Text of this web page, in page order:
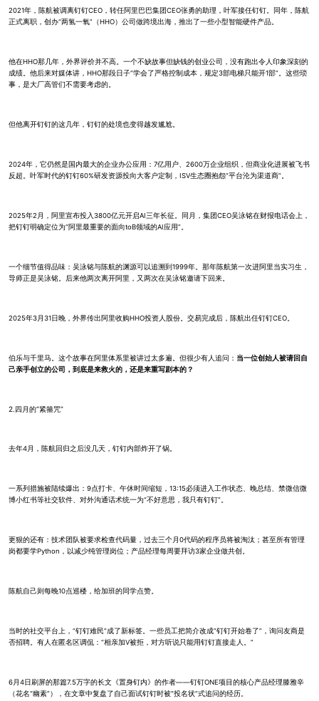
2021年，陈航被调离钉钉CEO，转任阿里巴巴集团CEO张勇的助理，叶军接任钉钉。同年，陈航
正式离职，创办“两氢一氧”（HHO）公司做跨境出海，推出了一些小型智能硬件产品。
他在HHO那几年，外界评价并不高。一个不缺故事但缺钱的创业公司，没有跑出令人印象深刻的
成绩。他后来对媒体讲，HHO那段日子“学会了严格控制成本，规定3部电梯只能开1部”。这些琐
事，是大厂高管们不需要考虑的。
但他离开钉钉的这几年，钉钉的处境也变得越发尴尬。
2024年，它仍然是国内最大的企业办公应用：7亿用户、2600万企业组织，但商业化进展被飞书
反超。叶军时代的钉钉60%研发资源投向大客户定制，ISV生态圈抱怨“平台沦为渠道商”。
2025年2月，阿里宣布投入3800亿元开启AI三年长征。同月，集团CEO吴泳铭在财报电话会上，
把钉钉明确定位为“阿里最重要的面向toB领域的AI应用”。
一个细节值得品味：吴泳铭与陈航的渊源可以追溯到1999年。那年陈航第一次进阿里当实习生，
导师正是吴泳铭。后来他两次离开阿里，又两次在吴泳铭邀请下回来。
2025年3月31日晚，外界传出阿里收购HHO投资人股份。交易完成后，陈航出任钉钉CEO。
伯乐与千里马。这个故事在阿里体系里被讲过太多遍。但很少有人追问： 当一位创始人被请回自
己亲手创立的公司，到底是来救火的，还是来重写剧本的？
2.四月的“紧箍咒”
去年4月，陈航回归之后没几天，钉钉内部炸开了锅。
一系列措施被陆续爆出：9点打卡、午休时间缩短，13:15必须进入工作状态、晚总结、禁微信微
博小红书等社交软件、对外沟通话术统一为“不好意思，我只有钉钉”。
更狠的还有：技术团队被要求检查代码量，过去三个月0代码的程序员将被淘汰；甚至所有管理
岗都要学Python，以减少纯管理岗位；产品经理每周要拜访3家企业做共创。
陈航自己则每晚10点巡楼，给加班的同学点赞。
当时的社交平台上，“钉钉难民”成了新标签。一些员工把简介改成“钉钉开始卷了”，询问友商是
否招聘。有人在匿名区调侃：“相亲加V被拒，对方听说只能用钉钉直接走人。”
6月4日刷屏的那篇7.5万字的长文《置身钉内》的作者——钉钉ONE项目的核心产品经理滕雅辛
（花名“幽素”），在文章中复盘了自己面试钉钉时被“投名状”式追问的经历。